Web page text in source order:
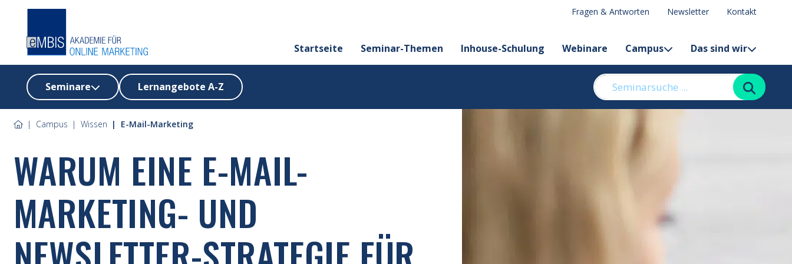
Fragen & Antworten Newsletter Kontakt
Startseite Seminar-Themen Inhouse-Schulung Webinare Campus Das sind wir
Seminare Lernangebote A-Z Suchen
Campus Wissen E-Mail-Marketing
WARUM EINE E-MAIL-
MARKETING- UND